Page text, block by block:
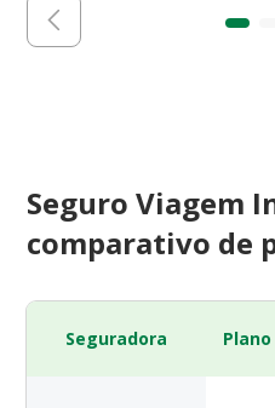
Seguro Viagem
comparativo de
Seguradora